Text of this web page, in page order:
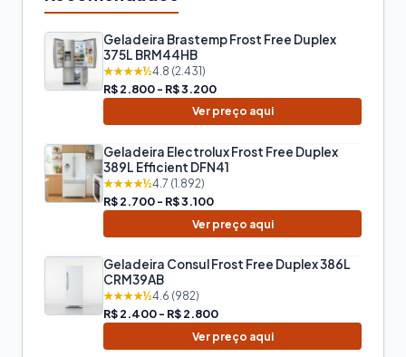
Geladeira Brastemp Frost Free Duplex
375L BRM44HB
★★★★½4.8 (2.431)
R$ 2.800 - R$ 3.200
Ver preço aqui
Geladeira Electrolux Frost Free Duplex
389L Efficient DFN41
★★★★½4.7 (1.892)
R$ 2.700 - R$ 3.100
Ver preço aqui
Geladeira Consul Frost Free Duplex 386L
CRM39AB
★★★★½4.6 (982)
R$ 2.400 - R$ 2.800
Ver preço aqui